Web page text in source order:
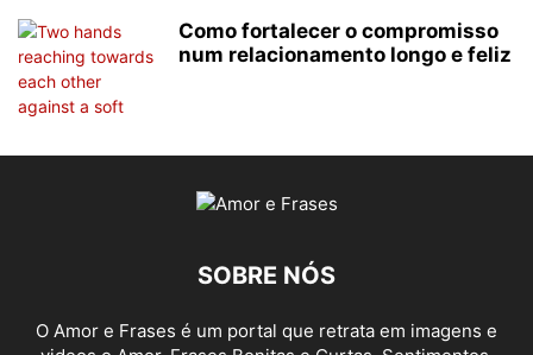
Como fortalecer o compromisso
num relacionamento longo e feliz
SOBRE NÓS
O Amor e Frases é um portal que retrata em imagens e